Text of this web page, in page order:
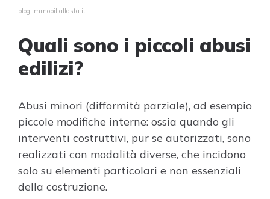
blog.immobiliallasta.it
Quali sono i piccoli abusi
edilizi?
Abusi minori (difformità parziale), ad esempio
piccole modifiche interne: ossia quando gli
interventi costruttivi, pur se autorizzati, sono
realizzati con modalità diverse, che incidono
solo su elementi particolari e non essenziali
della costruzione.